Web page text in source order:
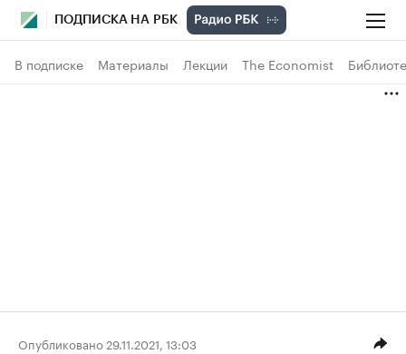
ПОДПИСКА НА РБК
В подписке Материалы Лекции The Economist
Опубликовано 29.11.2021, 13:03